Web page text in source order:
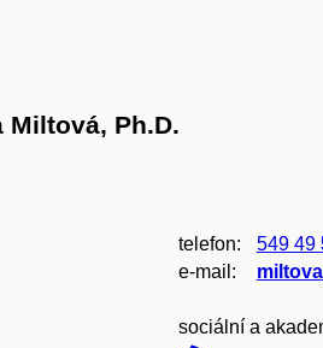
Miltová, Ph.D.
telefon: 549 49
e‑mail:
sociální a